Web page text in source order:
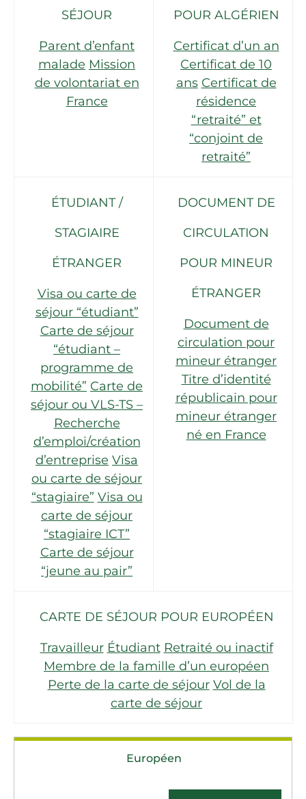
SÉJOUR
Parent d’enfant
malade Mission
de volontariat en
France
POUR ALGÉRIEN
Certificat d’un an
Certificat de 10
ans Certificat de
résidence
“retraité” et
“conjoint de
retraité”
ÉTUDIANT /
STAGIAIRE
ÉTRANGER
Visa ou carte de
séjour “étudiant”
Carte de séjour
“étudiant –
programme de
mobilité” Carte de
séjour ou VLS-TS –
Recherche
d’emploi/création
d’entreprise Visa
ou carte de séjour
“stagiaire” Visa ou
carte de séjour
“stagiaire ICT”
Carte de séjour
“jeune au pair”
DOCUMENT DE
CIRCULATION
POUR MINEUR
ÉTRANGER
Document de
circulation pour
mineur étranger
Titre d’identité
républicain pour
mineur étranger
né en France
CARTE DE SÉJOUR POUR EUROPÉEN
Travailleur Étudiant Retraité ou inactif
Membre de la famille d’un européen
Perte de la carte de séjour Vol de la
carte de séjour
Européen